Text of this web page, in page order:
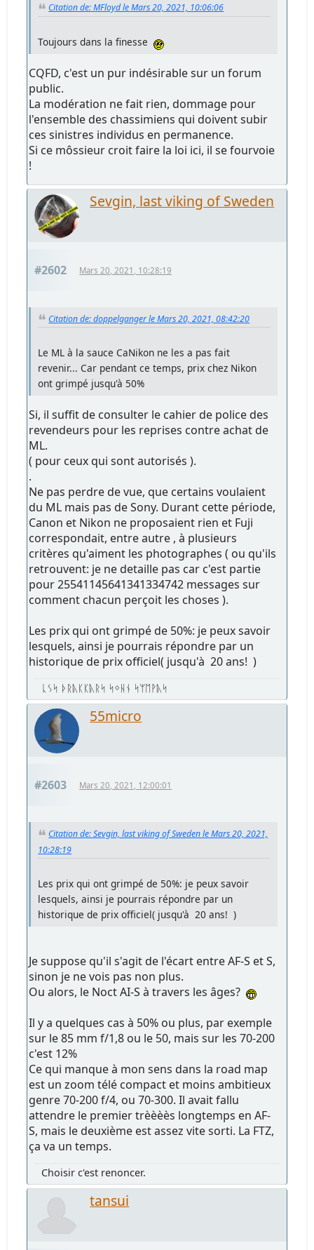
Citation de: MFloyd le Mars 20, 2021, 10:06:06
Toujours dans la finesse
CQFD, c'est un pur indésirable sur un forum
public.
La modération ne fait rien, dommage pour
l'ensemble des chassimiens qui doivent subir
ces sinistres individus en permanence.
Si ce môssieur croit faire la loi ici, il se fourvoie
!
Sevgin, last viking of Sweden
#2602 Mars 20, 2021, 10:28:19
Citation de: doppelganger le Mars 20, 2021, 08:42:20
Le ML à la sauce CaNikon ne les a pas fait
revenir... Car pendant ce temps, prix chez Nikon
ont grimpé jusqu'à 50%
Si, il suffit de consulter le cahier de police des
revendeurs pour les reprises contre achat de
ML.
( pour ceux qui sont autorisés ).
.
Ne pas perdre de vue, que certains voulaient
du ML mais pas de Sony. Durant cette période,
Canon et Nikon ne proposaient rien et Fuji
correspondait, entre autre , à plusieurs
critères qu'aiment les photographes ( ou qu'ils
retrouvent: je ne detaille pas car c'est partie
pour 25541145641341334742 messages sur
comment chacun perçoit les choses ).
Les prix qui ont grimpé de 50%: je peux savoir
lesquels, ainsi je pourrais répondre par un
historique de prix officiel( jusqu'à 20 ans! )
ᚳᛊᛋ ᚦᚱᚣᛕᛕᚣᚱᛋ ᛋᛜᚺᚾ ᛋᛘᛖᚹᚣᛋ
55micro
#2603 Mars 20, 2021, 12:00:01
Citation de: Sevgin, last viking of Sweden le Mars 20, 2021,
10:28:19
Les prix qui ont grimpé de 50%: je peux savoir
lesquels, ainsi je pourrais répondre par un
historique de prix officiel( jusqu'à 20 ans! )
Je suppose qu'il s'agit de l'écart entre AF-S et S,
sinon je ne vois pas non plus.
Ou alors, le Noct AI-S à travers les âges?
Il y a quelques cas à 50% ou plus, par exemple
sur le 85 mm f/1,8 ou le 50, mais sur les 70-200
c'est 12%
Ce qui manque à mon sens dans la road map
est un zoom télé compact et moins ambitieux
genre 70-200 f/4, ou 70-300. Il avait fallu
attendre le premier trèèèès longtemps en AF-
S, mais le deuxième est assez vite sorti. La FTZ,
ça va un temps.
Choisir c'est renoncer.
tansui